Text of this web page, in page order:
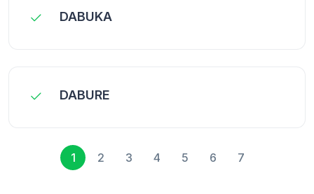
DABUKA
DABURE
1 2 3 4 5 6 7